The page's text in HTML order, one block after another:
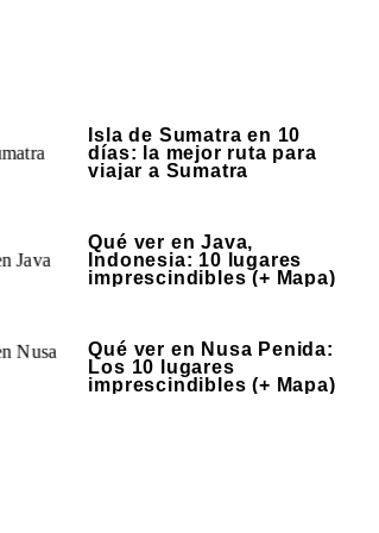
Isla de Sumatra en 10
días: la mejor ruta para
viajar a Sumatra
Qué ver en Java,
Indonesia: 10 lugares
imprescindibles (+ Mapa)
Qué ver en Nusa Penida:
Los 10 lugares
imprescindibles (+ Mapa)